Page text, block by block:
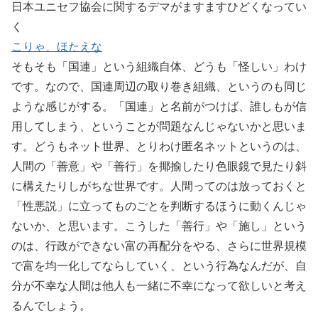
日本ユニセフ協会に関するデマがますますひどくなってい
く
こりゃ、ほたえな
そもそも「国連」という組織自体、どうも「怪しい」わけ
です。なので、国連周辺の取り巻き組織、というのも同じ
ような感じがする。「国連」と名前がつけば、誰しもが信
用してしまう、ということが問題なんじゃないかと思いま
す。どうもネット世界、とりわけ匿名ネットというのは、
人間の「善意」や「善行」を揶揄したり色眼鏡で見たり斜
に構えたりしがちな世界です。人間ってのは放っておくと
「性悪説」に立ってものごとを判断するほうに動くんじゃ
ないか、と思います。こうした「善行」や「施し」という
のは、行政ができない富の再配分をやる、さらに世界規模
で富を均一化してならしていく、という行為なんだが、自
分が不幸な人間は他人も一緒に不幸になって欲しいと考え
るんでしょう。